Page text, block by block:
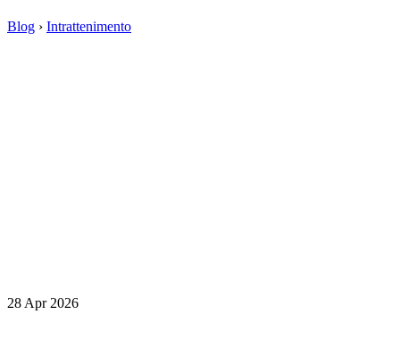
Blog › Intrattenimento
28 Apr 2026